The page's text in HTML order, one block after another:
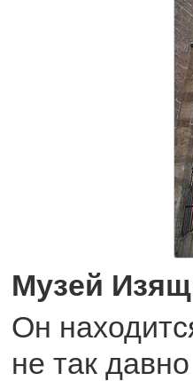
Музей
Он
не так